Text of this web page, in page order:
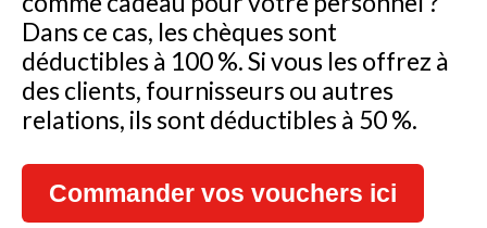
Dans ce cas, les chèques sont
déductibles à 100 %. Si vous les offrez à
des clients, fournisseurs ou autres
relations, ils sont déductibles à 50 %.
Commander vos vouchers ici